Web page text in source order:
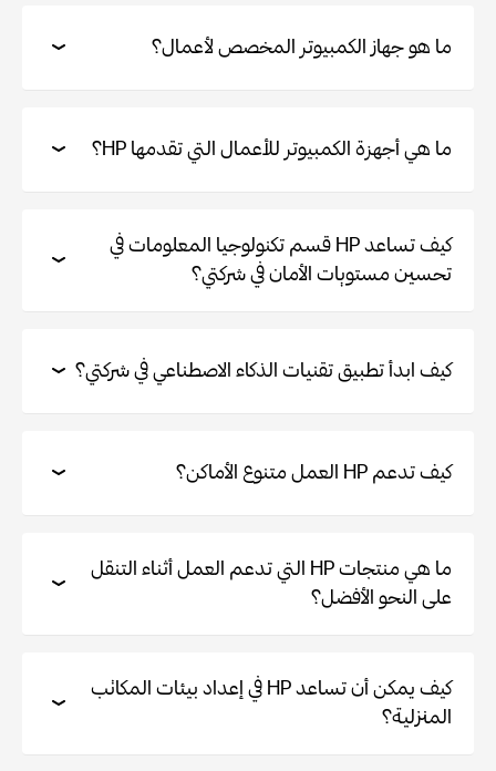
ما هو جهاز الكمبيوتر المخصص لأعمال؟
ما هي أجهزة الكمبيوتر للأعمال التي تقدمها HP؟
كيف تساعد HP قسم تكنولوجيا المعلومات في
تحسين مستويات الأمان في شركتي؟
كيف ابدأ تطبيق تقنيات الذكاء الاصطناعي في شركتي؟
كيف تدعم HP العمل متنوع الأماكن؟
ما هي منتجات HP التي تدعم العمل أثناء التنقل
على النحو الأفضل؟
كيف يمكن أن تساعد HP في إعداد بيئات المكاتب
المنزلية؟